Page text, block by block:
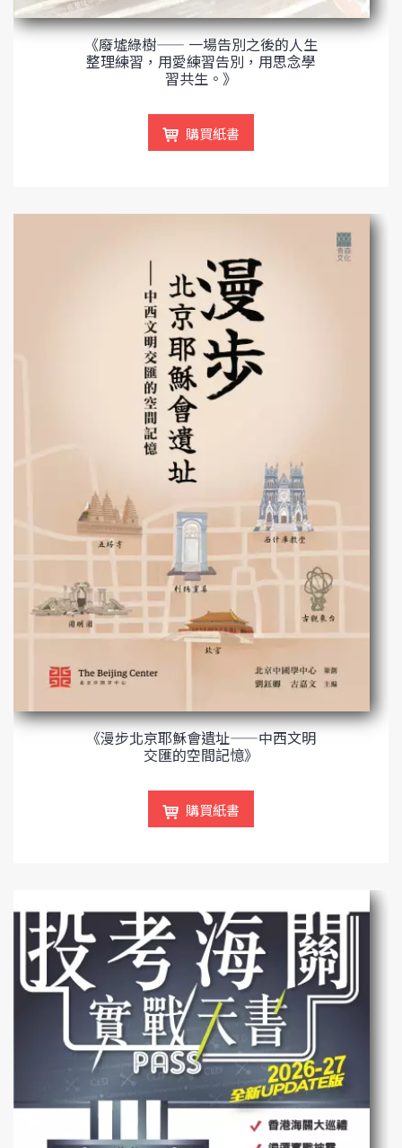
《廢墟綠樹—— 一場告別之後的人生
整理練習，用愛練習告別，用思念學
習共生。》
購買紙書
《漫步北京耶穌會遺址——中西文明
交匯的空間記憶》
購買紙書